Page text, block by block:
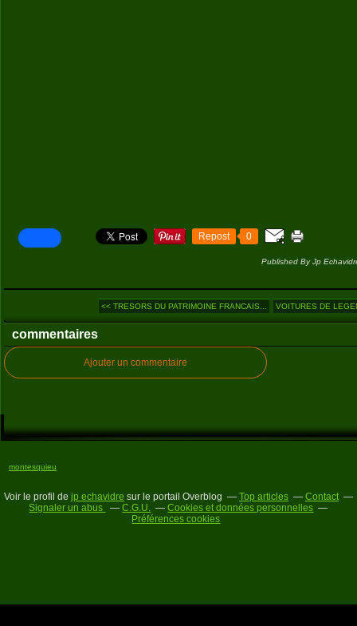
Repost 0
Published By Jp
<< TRESORS DU PATRIMOINE FRANCAIS... VOITURES DE
commentaires
Ajouter un commentaire
montesquieu
Voir le profil de jp echavidre sur le portail Overblog Top articles
Contact
Signaler un abus
C.G.U.
Cookies et données personnelles
Préférences cookies